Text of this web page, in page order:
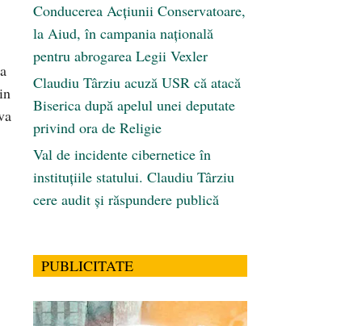
Conducerea Acțiunii Conservatoare,
la Aiud, în campania națională
pentru abrogarea Legii Vexler
Claudiu Târziu acuză USR că atacă
Biserica după apelul unei deputate
privind ora de Religie
Val de incidente cibernetice în
instituțiile statului. Claudiu Târziu
cere audit și răspundere publică
PUBLICITATE